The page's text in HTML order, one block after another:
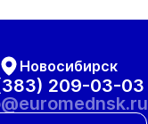
Новосибирск
209-03-03